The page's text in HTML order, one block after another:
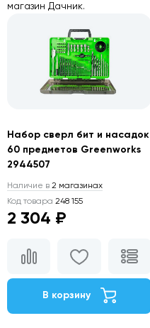
магазин Дачник.
Набор сверл бит и насадок
60 предметов Greenworks
2944507
Наличие в 2 магазинах
Код товара 248 155
2 304 ₽
В корзину